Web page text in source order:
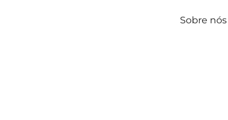
Sobre nós